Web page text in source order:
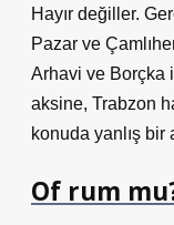
Hayır değiller.
Pazar ve
Arhavi ve Borçka
aksine, Trabzon
konuda yanlış bir
Of rum